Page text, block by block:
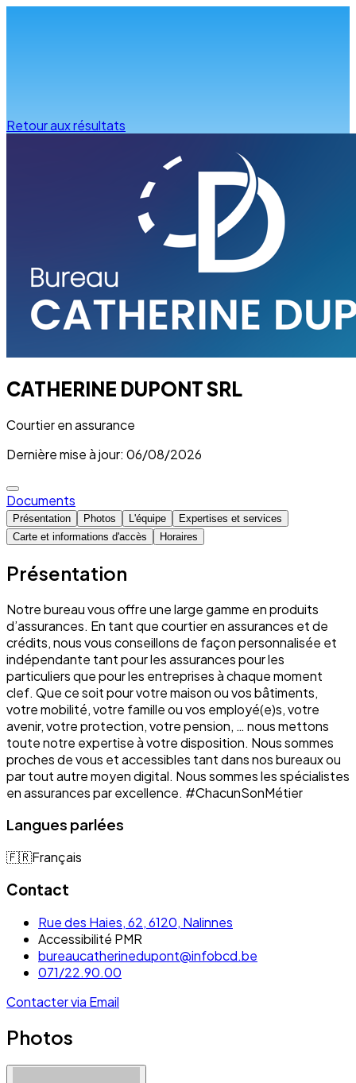
Retour aux résultats
CATHERINE DUPONT SRL
Courtier en assurance
Dernière mise à jour: 06/08/2026
Documents
Présentation Photos L'équipe
Expertises et services
Carte et informations d'accès
Horaires
Présentation
Notre bureau vous offre une large gamme en produits
d’assurances. En tant que courtier en assurances et de
crédits, nous vous conseillons de façon personnalisée et
indépendante tant pour les assurances pour les
particuliers que pour les entreprises à chaque moment
clef. Que ce soit pour votre maison ou vos bâtiments,
votre mobilité, votre famille ou vos employé(e)s, votre
avenir, votre protection, votre pension, … nous mettons
toute notre expertise à votre disposition. Nous sommes
proches de vous et accessibles tant dans nos bureaux ou
par tout autre moyen digital. Nous sommes les spécialistes
en assurances par excellence. #ChacunSonMétier
Langues parlées
🇫🇷Français
Contact
Rue des Haies, 62, 6120, Nalinnes
Accessibilité PMR
bureaucatherinedupont@infobcd.be
071/22.90.00
Contacter via Email
Photos